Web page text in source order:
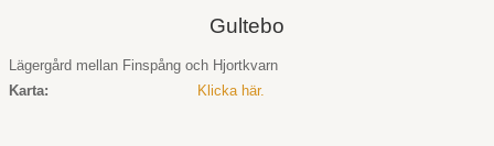
Gultebo
Lägergård mellan Finspång och Hjortkvarn
Karta:
Klicka här.